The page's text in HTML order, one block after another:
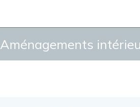
Aménagements